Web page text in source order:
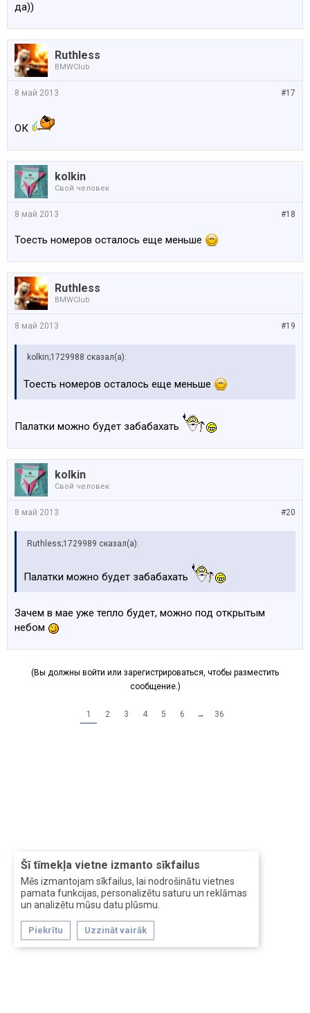
Šī tīmekļa vietne izmanto sīkfailus
Mēs izmantojam sīkfailus, lai nodrošinātu vietnes
pamata funkcijas, personalizētu saturu un reklāmas
un analizētu mūsu datu plūsmu.
Piekrītu Uzzināt vairāk
да))
Ruthless
BMWClub
#17
8 май 2013
ОК
kolkin
Свой человек
#18
8 май 2013
Тоесть номеров осталось еще меньше
Ruthless
BMWClub
#19
8 май 2013
kolkin;1729988 сказал(а):
Тоесть номеров осталось еще меньше
Палатки можно будет забабахать
kolkin
Свой человек
#20
8 май 2013
Ruthless;1729989 сказал(а):
Палатки можно будет забабахать
Зачем в мае уже тепло будет, можно под открытым
небом
(Вы должны войти или зарегистрироваться, чтобы разместить
сообщение.)
1 2 3 4 5 6 → 36